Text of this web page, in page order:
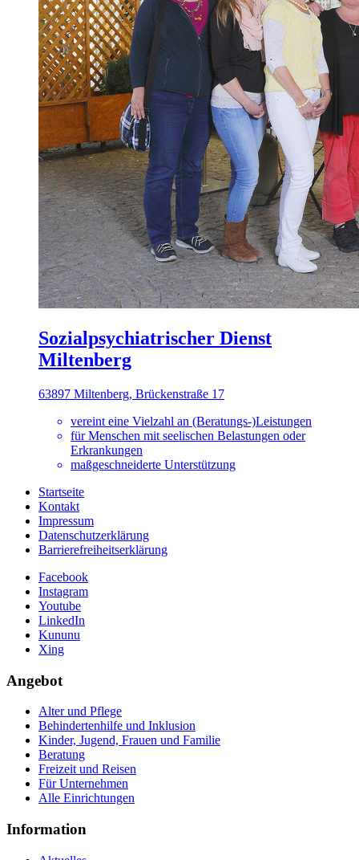
Sozialpsychiatrischer Dienst
Miltenberg
63897 Miltenberg, Brückenstraße 17
vereint eine Vielzahl an (Beratungs-)Leistungen
für Menschen mit seelischen Belastungen oder
Erkrankungen
maßgeschneiderte Unterstützung
Startseite
Kontakt
Impressum
Datenschutzerklärung
Barrierefreiheitserklärung
Facebook
Instagram
Youtube
LinkedIn
Kununu
Xing
Angebot
Alter und Pflege
Behindertenhilfe und Inklusion
Kinder, Jugend, Frauen und Familie
Beratung
Freizeit und Reisen
Für Unternehmen
Alle Einrichtungen
Information